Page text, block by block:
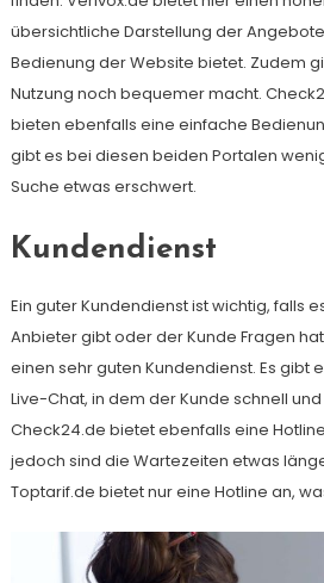
übersichtliche Darstellung der
Bedienung der Website bietet. Zudem
Nutzung noch bequemer macht.
bieten ebenfalls eine einfache
gibt es bei diesen beiden Portalen
Suche etwas erschwert.
Kundendienst
Ein guter Kundendienst ist wichtig, falls
Anbieter gibt oder der Kunde Fragen
einen sehr guten Kundendienst. Es gibt
Live-Chat, in dem der Kunde schnell
Check24.de bietet ebenfalls eine
jedoch sind die Wartezeiten etwas
Toptarif.de bietet nur eine Hotline an,